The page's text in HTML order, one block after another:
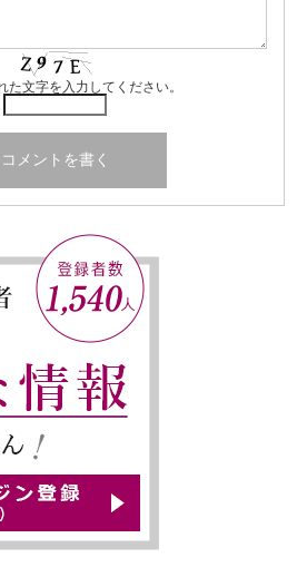
た文字を入力してください。